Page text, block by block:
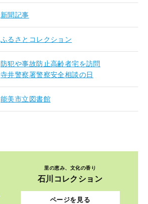
新聞記事
ふるさとコレクション
防犯や事故防止高齢者宅を訪問
寺井警察署警察安全相談の日
能美市立図書館
里の恵み、文化の香り
石川コレクション
ページを見る